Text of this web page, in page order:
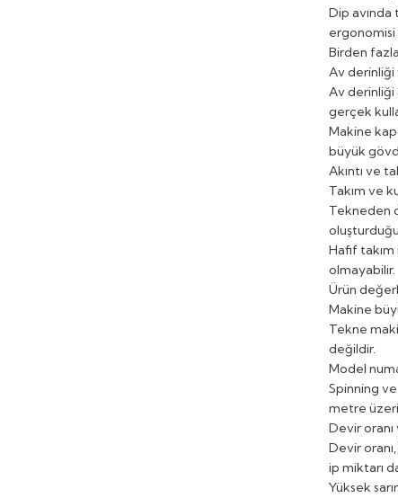
Dip avında
ergonomisi
Birden
Av derinliği
Av derinliği
gerçek
Makine
büyük
Akıntı ve
Takım ve
Tekneden
Hafif takım
olmayabilir.
Ürün
Makine
Tekne
değildir.
Model
Spinning
metre
Devir oranı
Devir
ip miktarı
Yüksek